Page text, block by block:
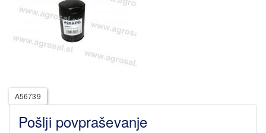
A56739
Pošlji povpraševanje